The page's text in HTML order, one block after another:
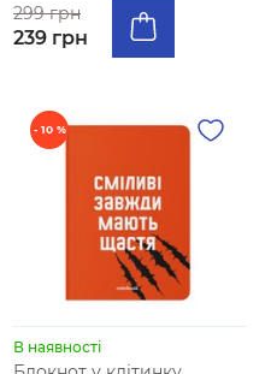
299 грн
239 грн
- 10 %
В наявності